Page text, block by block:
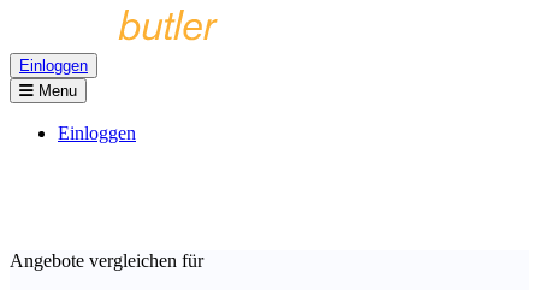
Einloggen
Menu
Einloggen
Angebote vergleichen für